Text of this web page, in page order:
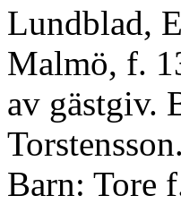
Lundblad,
Malmö, f.
av gästgiv.
Barn: Tore